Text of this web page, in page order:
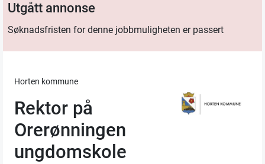
Utgått annonse
Søknadsfristen for denne jobbmuligheten er passert
Horten kommune
Rektor på
Orerønningen
ungdomskole